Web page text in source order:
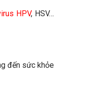
HPV, HSV…
đến sức khỏe